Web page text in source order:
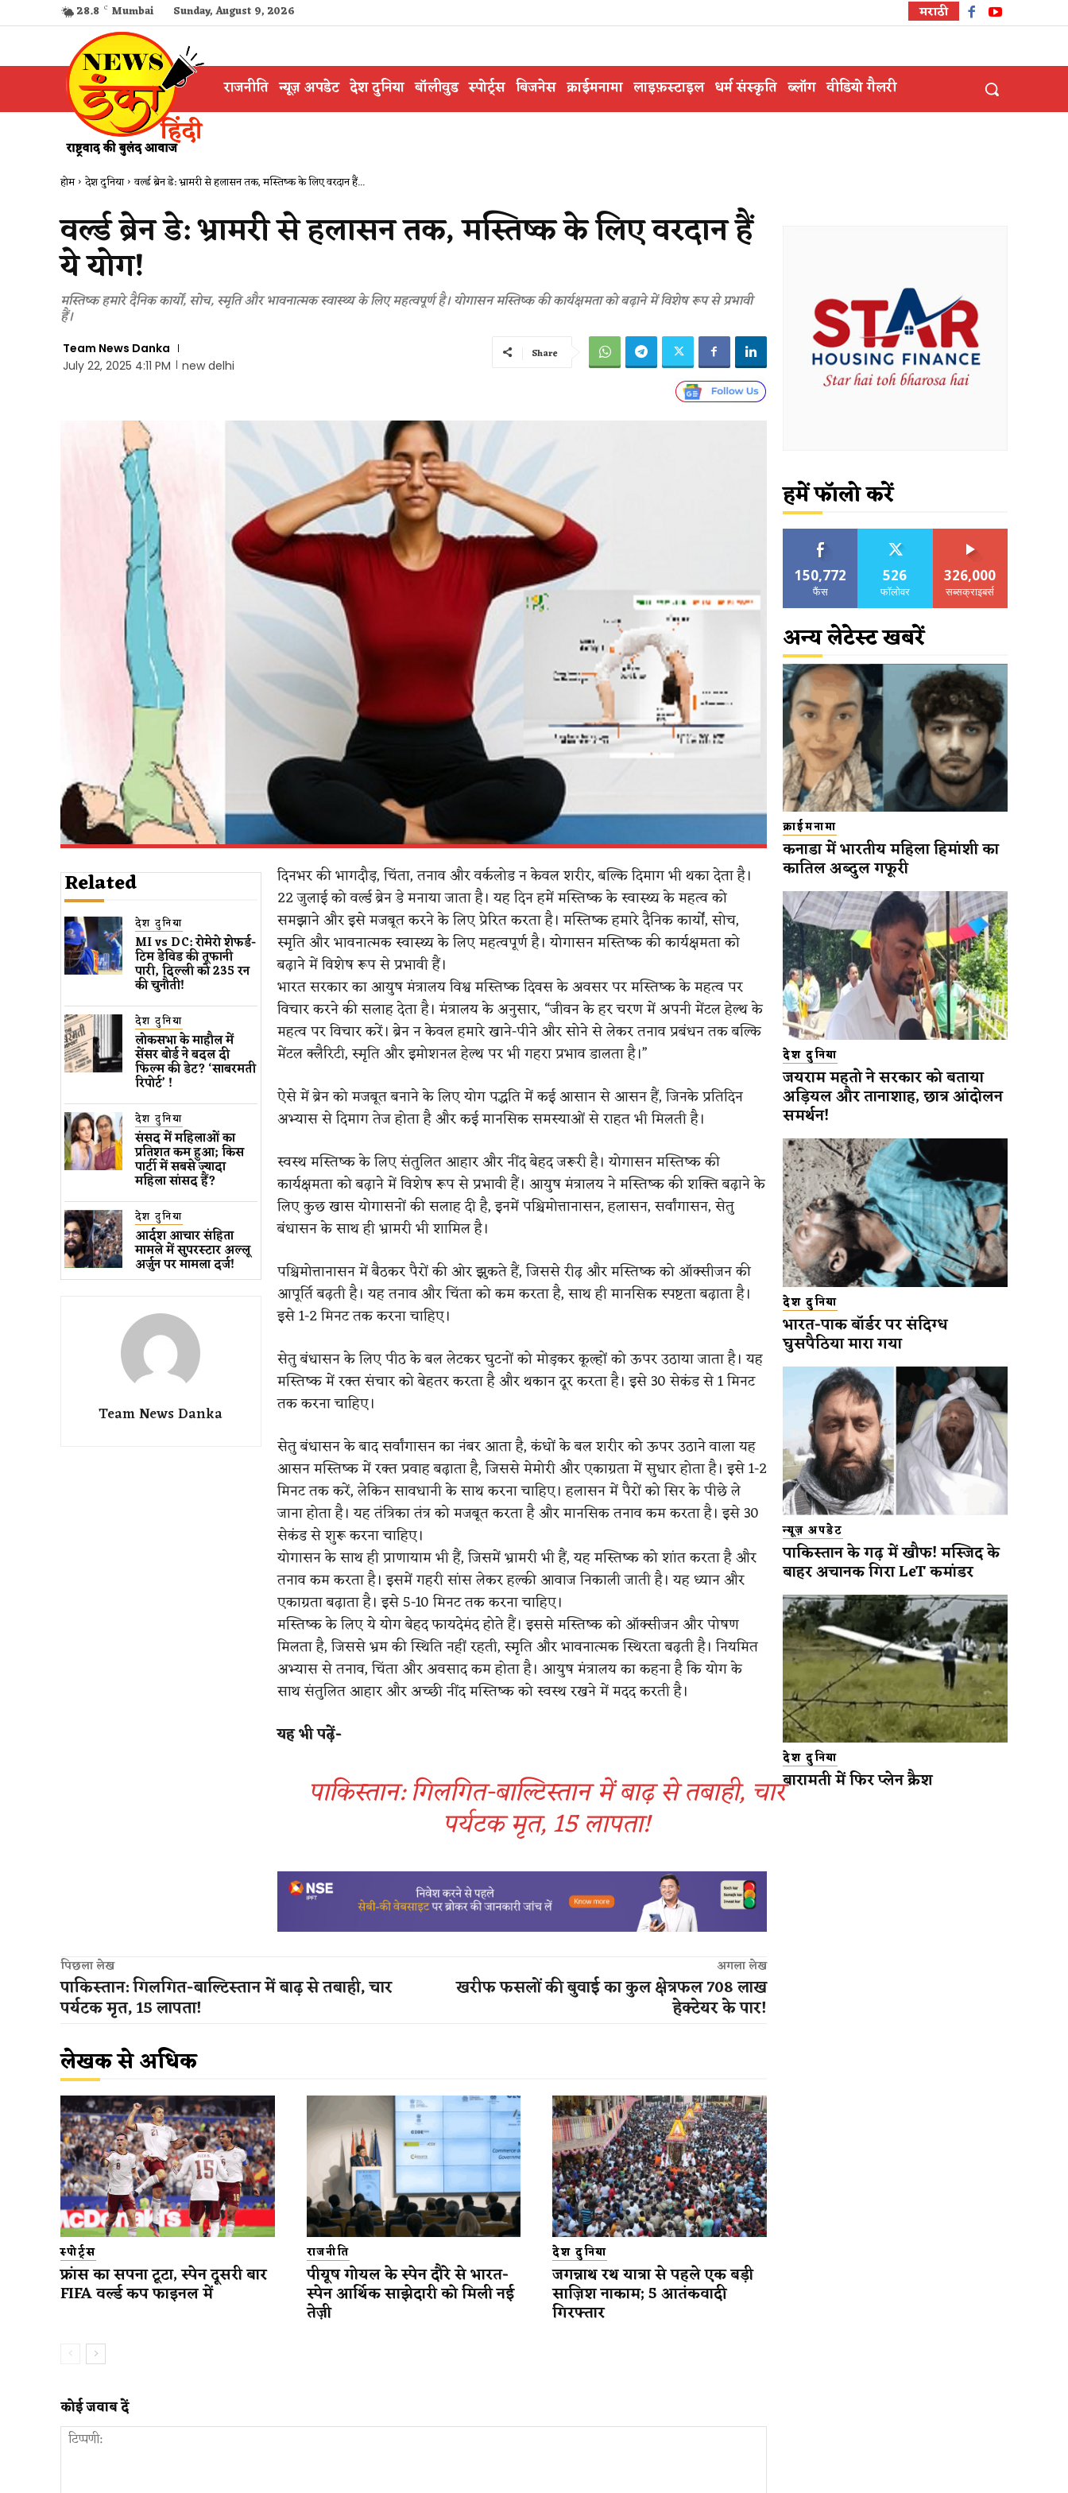
28.8 C Mumbai Sunday, August 9, 2026 मराठी
राजनीति न्यूज़ अपडेट देश दुनिया बॉलीवुड स्पोर्ट्स बिजनेस क्राईमनामा लाइफ़स्टाइल धर्म संस्कृति ब्लॉग वीडियो गैलरी
होम देश दुनिया वर्ल्ड ब्रेन डे: भ्रामरी से हलासन तक, मस्तिष्क के लिए वरदान हैं...
वर्ल्ड ब्रेन डे: भ्रामरी से हलासन तक, मस्तिष्क के लिए वरदान हैं
ये योग!
मस्तिष्क हमारे दैनिक कार्यों, सोच, स्मृति और भावनात्मक स्वास्थ्य के लिए महत्वपूर्ण है। योगासन मस्तिष्क की कार्यक्षमता को बढ़ाने में विशेष रूप से प्रभावी
हैं।
Team News Danka
July 22, 2025 4:11 PM
new delhi
Share
Related
देश दुनिया
MI vs DC: रोमेरो शेफर्ड-
टिम डेविड की तूफानी
पारी, दिल्ली को 235 रन
की चुनौती!
देश दुनिया
लोकसभा के माहौल में
सेंसर बोर्ड ने बदल दी
फिल्म की डेट? ‘साबरमती
रिपोर्ट’ !
देश दुनिया
संसद में महिलाओं का
प्रतिशत कम ​हुआ​; किस
पार्टी में सबसे ज्यादा
महिला सांसद हैं?
देश दुनिया
आर्दश आचार संहिता
मामले में सुपरस्टार अल्लू
अर्जुन पर मामला दर्ज!
Team News Danka
दिनभर की भागदौड़, चिंता, तनाव और वर्कलोड न केवल शरीर, बल्कि दिमाग भी थका देता है।
22 जुलाई को वर्ल्ड ब्रेन डे मनाया जाता है। यह दिन हमें मस्तिष्क के स्वास्थ्य के महत्व को
समझाने और इसे मजबूत करने के लिए प्रेरित करता है। मस्तिष्क हमारे दैनिक कार्यों, सोच,
स्मृति और भावनात्मक स्वास्थ्य के लिए महत्वपूर्ण है। योगासन मस्तिष्क की कार्यक्षमता को
बढ़ाने में विशेष रूप से प्रभावी हैं।
भारत सरकार का आयुष मंत्रालय विश्व मस्तिष्क दिवस के अवसर पर मस्तिष्क के महत्व पर
विचार करने की सलाह देता है। मंत्रालय के अनुसार, “जीवन के हर चरण में अपनी मेंटल हेल्थ के
महत्व पर विचार करें। ब्रेन न केवल हमारे खाने-पीने और सोने से लेकर तनाव प्रबंधन तक बल्कि
मेंटल क्लैरिटी, स्मृति और इमोशनल हेल्थ पर भी गहरा प्रभाव डालता है।”
ऐसे में ब्रेन को मजबूत बनाने के लिए योग पद्धति में कई आसान से आसन हैं, जिनके प्रतिदिन
अभ्यास से दिमाग तेज होता है और कई मानसिक समस्याओं से राहत भी मिलती है।
स्वस्थ मस्तिष्क के लिए संतुलित आहार और नींद बेहद जरूरी है। योगासन मस्तिष्क की
कार्यक्षमता को बढ़ाने में विशेष रूप से प्रभावी हैं। आयुष मंत्रालय ने मस्तिष्क की शक्ति बढ़ाने के
लिए कुछ खास योगासनों की सलाह दी है, इनमें पश्चिमोत्तानासन, हलासन, सर्वांगासन, सेतु
बंधासन के साथ ही भ्रामरी भी शामिल है।
पश्चिमोत्तानासन में बैठकर पैरों की ओर झुकते हैं, जिससे रीढ़ और मस्तिष्क को ऑक्सीजन की
आपूर्ति बढ़ती है। यह तनाव और चिंता को कम करता है, साथ ही मानसिक स्पष्टता बढ़ाता है।
इसे 1-2 मिनट तक करना चाहिए।
सेतु बंधासन के लिए पीठ के बल लेटकर घुटनों को मोड़कर कूल्हों को ऊपर उठाया जाता है। यह
मस्तिष्क में रक्त संचार को बेहतर करता है और थकान दूर करता है। इसे 30 सेकंड से 1 मिनट
तक करना चाहिए।
सेतु बंधासन के बाद सर्वांगासन का नंबर आता है, कंधों के बल शरीर को ऊपर उठाने वाला यह
आसन मस्तिष्क में रक्त प्रवाह बढ़ाता है, जिससे मेमोरी और एकाग्रता में सुधार होता है। इसे 1-2
मिनट तक करें, लेकिन सावधानी के साथ करना चाहिए। हलासन में पैरों को सिर के पीछे ले
जाना होता है। यह तंत्रिका तंत्र को मजबूत करता है और मानसिक तनाव कम करता है। इसे 30
सेकंड से शुरू करना चाहिए।
योगासन के साथ ही प्राणायाम भी हैं, जिसमें भ्रामरी भी हैं, यह मस्तिष्क को शांत करता है और
तनाव कम करता है। इसमें गहरी सांस लेकर हल्की आवाज निकाली जाती है। यह ध्यान और
एकाग्रता बढ़ाता है। इसे 5-10 मिनट तक करना चाहिए।
मस्तिष्क के लिए ये योग बेहद फायदेमंद होते हैं। इससे मस्तिष्क को ऑक्सीजन और पोषण
मिलता है, जिससे भ्रम की स्थिति नहीं रहती, स्मृति और भावनात्मक स्थिरता बढ़ती है। नियमित
अभ्यास से तनाव, चिंता और अवसाद कम होता है। आयुष मंत्रालय का कहना है कि योग के
साथ संतुलित आहार और अच्छी नींद मस्तिष्क को स्वस्थ रखने में मदद करती है।
यह भी पढ़ें-
पाकिस्तान: गिलगित-बाल्टिस्तान में बाढ़ से तबाही, चार
पर्यटक मृत, 15 लापता!
पिछला लेख
पाकिस्तान: गिलगित-बाल्टिस्तान में बाढ़ से तबाही, चार
पर्यटक मृत, 15 लापता!
अगला लेख
खरीफ फसलों की बुवाई का कुल क्षेत्रफल 708 लाख
हेक्टेयर के पार!
लेखक से अधिक
स्पोर्ट्स
फ्रांस का सपना टूटा, स्पेन दूसरी बार
FIFA वर्ल्ड कप फाइनल में
राजनीति
पीयूष गोयल के स्पेन दौरे से भारत-
स्पेन आर्थिक साझेदारी को मिली नई
तेज़ी
देश दुनिया
जगन्नाथ रथ यात्रा से पहले एक बड़ी
साज़िश नाकाम; 5 आतंकवादी
गिरफ्तार
कोई जवाब दें
हमें फॉलो करें
150,772
फैंस
526
फॉलोवर
326,000
सब्सक्राइबर्स
अन्य लेटेस्ट खबरें
क्राईमनामा
कनाडा में भारतीय महिला हिमांशी का
कातिल अब्दुल गफूरी
देश दुनिया
जयराम महतो ने सरकार को बताया
अड़ियल और तानाशाह, छात्र आंदोलन
समर्थन!
देश दुनिया
भारत-पाक बॉर्डर पर संदिग्ध
घुसपैठिया मारा गया
न्यूज़ अपडेट
पाकिस्तान के गढ़ में खौफ! मस्जिद के
बाहर अचानक गिरा LeT कमांडर
देश दुनिया
बारामती में फिर प्लेन क्रैश